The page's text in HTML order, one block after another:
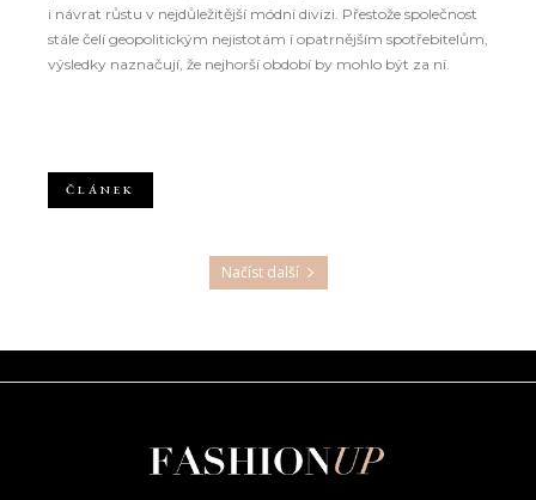
i návrat růstu v nejdůležitější módní divizi. Přestože společnost
stále čelí geopolitickým nejistotám i opatrnějším spotřebitelům,
výsledky naznačují, že nejhorší období by mohlo být za ní.
ČLÁNEK
Načíst další